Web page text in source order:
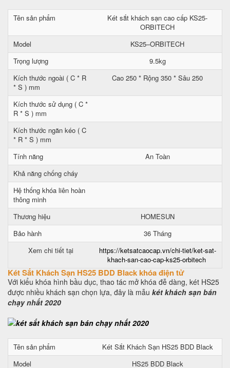
Tên sản phẩm
Két sắt khách sạn cao cấp KS25-
ORBITECH
Model
KS25–ORBITECH
Trọng lượng
9.5kg
Kích thước ngoài ( C * R
* S ) mm
Cao 250 * Rộng 350 * Sâu 250
Kích thước sử dụng ( C *
R * S ) mm
Kích thước ngăn kéo ( C
* R * S ) mm
Tính năng
An Toàn
Khả năng chống cháy
Hệ thống khóa liên hoàn
thông minh
Thương hiệu
HOMESUN
Bảo hành
36 Tháng
Xem chi tiết tại
https://ketsatcaocap.vn/chi-tiet/ket-sat-
khach-san-cao-cap-ks25-orbitech
Két Sắt Khách Sạn HS25 BDD Black khóa điện tử
Với kiểu khóa hình bầu dục, thao tác mở khóa đễ dàng, két HS25
được nhiều khách sạn chọn lựa, đây là mẫu két khách sạn bán
chạy nhất 2020
Tên sản phẩm
Két Sắt Khách Sạn HS25 BDD Black
Model
HS25 BDD Black